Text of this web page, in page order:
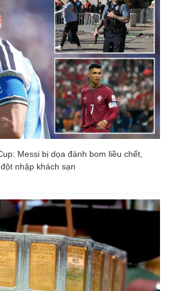
Messi bị dọa đánh bom liều chết,
nhập khách sạn